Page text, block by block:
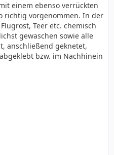
einem ebenso verrückten
richtig vorgenommen. In der
Teer etc. chemisch
gewaschen sowie alle
anschließend geknetet,
bzw. im Nachhinein